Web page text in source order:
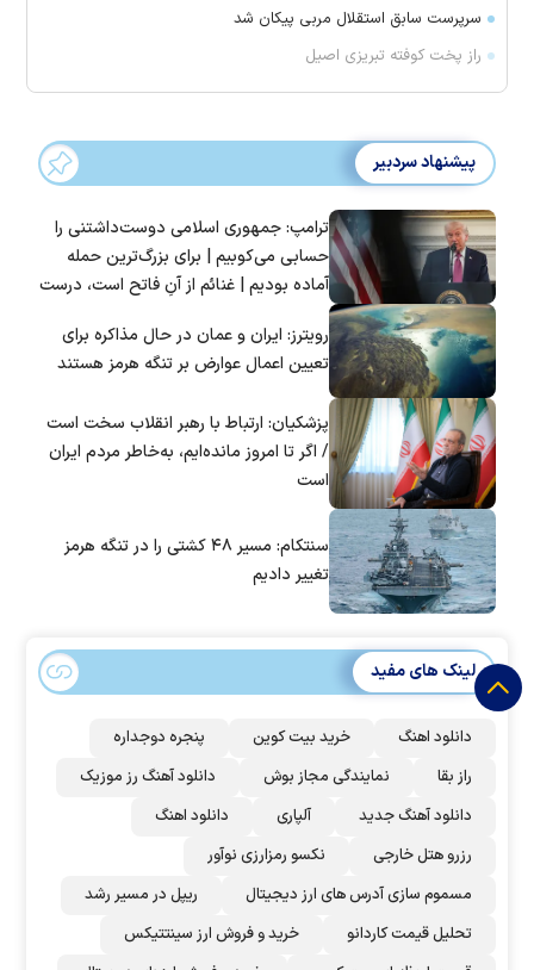
سرپرست سابق استقلال مربی پیکان شد
راز پخت کوفته تبریزی اصیل
پیشنهاد سردبیر
ترامپ: جمهوری اسلامی دوست‌داشتنی را
حسابی می‌کوبیم | برای بزرگ‌ترین حمله
آماده بودیم | غنائم از آنِ فاتح است، درست
رویترز: ایران و عمان در حال مذاکره برای
تعیین اعمال عوارض بر تنگه هرمز هستند
پزشکیان: ارتباط با رهبر انقلاب سخت است
/ اگر تا امروز مانده‌ایم، به‌خاطر مردم ایران
است
سنتکام: مسیر ۴۸ کشتی را در تنگه هرمز
تغییر دادیم
لینک های مفید
دانلود اهنگ خرید بیت کوین
پنجره دوجداره
راز بقا
نمایندگی مجاز بوش
دانلود آهنگ رز‌ موزیک
دانلود آهنگ جدید
آلپاری
دانلود اهنگ
رزرو هتل خارجی
نکسو رمزارزی نوآور
مسموم سازی آدرس های ارز دیجیتال
ریپل در مسیر رشد
تحلیل قیمت کاردانو
خرید و فروش ارز سینتتیکس